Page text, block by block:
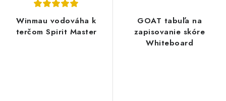
Winmau vodováha k
terčom Spirit Master
GOAT tabuľa na
zapisovanie skóre
Whiteboard